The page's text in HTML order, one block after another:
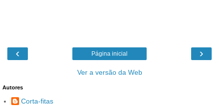
‹ ›
Página inicial
Ver a versão da Web
Autores
Corta-fitas